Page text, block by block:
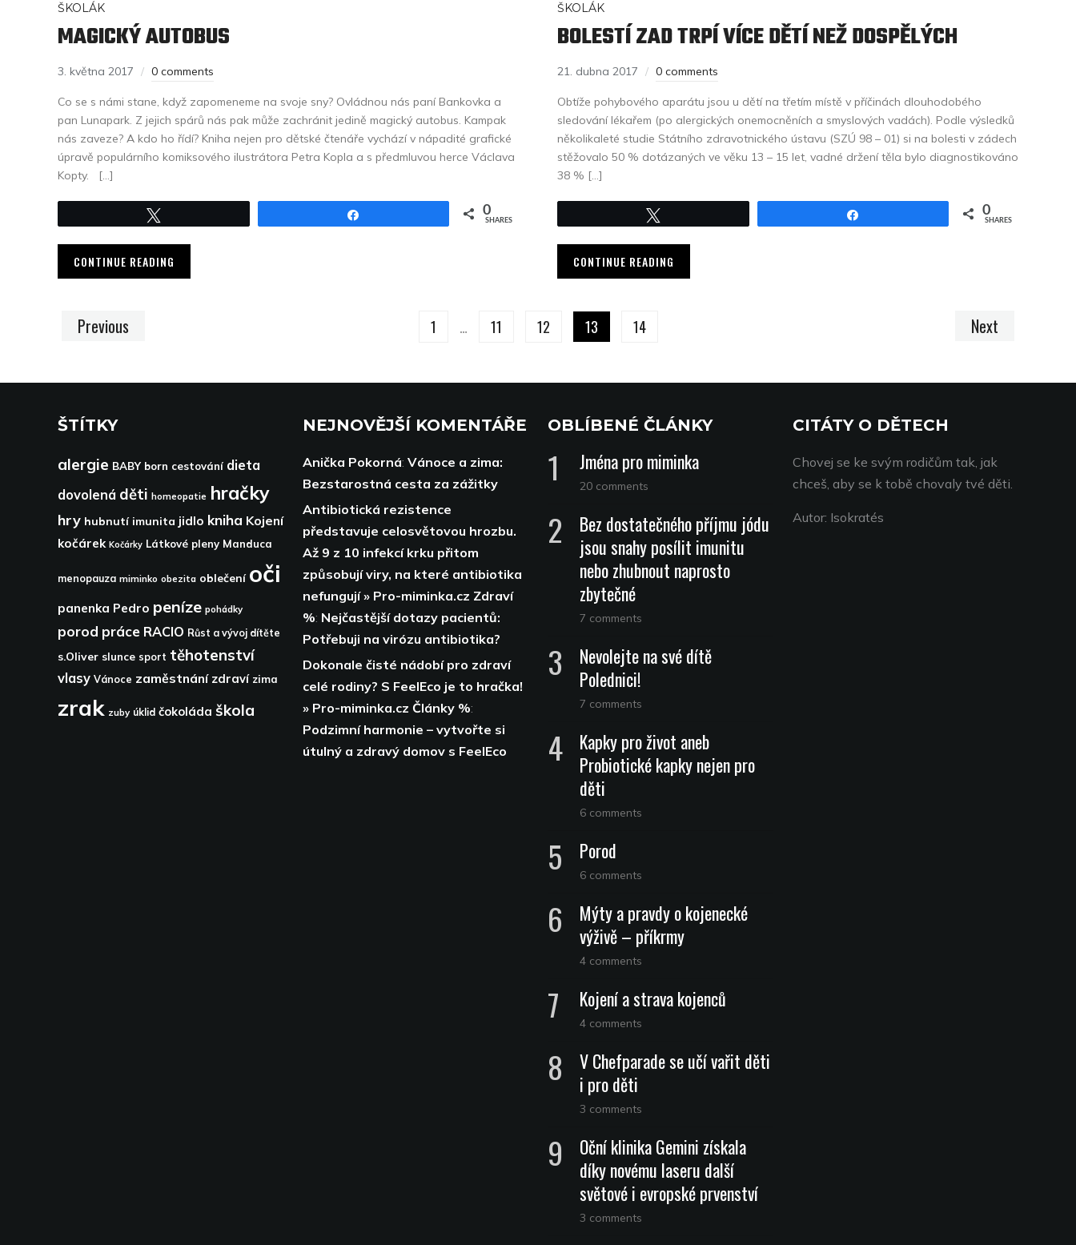
ŠKOLÁK
MAGICKÝ AUTOBUS
3. května 2017 0 comments
Co se s námi stane, když zapomeneme na svoje sny? Ovládnou nás paní Bankovka a
pan Lunapark. Z jejich spárů nás pak může zachránit jedině magický autobus. Kampak
nás zaveze? A kdo ho řídí? Kniha nejen pro dětské čtenáře vychází v nápadité grafické
úpravě populárního komiksového ilustrátora Petra Kopla a s předmluvou herce Václava
Kopty. […]
0
SHARES
CONTINUE READING
ŠKOLÁK
BOLESTÍ ZAD TRPÍ VÍCE DĚTÍ NEŽ DOSPĚLÝCH
21. dubna 2017 0 comments
Obtíže pohybového aparátu jsou u dětí na třetím místě v příčinách dlouhodobého
sledování lékařem (po alergických onemocněních a smyslových vadách). Podle výsledků
několikaleté studie Státního zdravotnického ústavu (SZÚ 98 – 01) si na bolesti v zádech
stěžovalo 50 % dotázaných ve věku 13 – 15 let, vadné držení těla bylo diagnostikováno
38 % […]
0
SHARES
CONTINUE READING
Previous 1 … 11 12 13 14 Next
ŠTÍTKY
alergie BABY born cestování dieta
dovolená děti homeopatie hračky
hry hubnutí imunita jidlo kniha Kojení
kočárek Kočárky Látkové pleny Manduca
menopauza miminko obezita oblečení oči
panenka Pedro peníze pohádky
porod práce RACIO Růst a vývoj dítěte
s.Oliver slunce sport těhotenství
vlasy Vánoce zaměstnání zdraví zima
zrak zuby úklid čokoláda škola
NEJNOVĚJŠÍ KOMENTÁŘE
Anička Pokorná: Vánoce a zima:
Bezstarostná cesta za zážitky
Antibiotická rezistence
představuje celosvětovou hrozbu.
Až 9 z 10 infekcí krku přitom
způsobují viry, na které antibiotika
nefungují » Pro-miminka.cz Zdraví
%: Nejčastější dotazy pacientů:
Potřebuji na virózu antibiotika?
Dokonale čisté nádobí pro zdraví
celé rodiny? S FeelEco je to hračka!
» Pro-miminka.cz Články %:
Podzimní harmonie – vytvořte si
útulný a zdravý domov s FeelEco
OBLÍBENÉ ČLÁNKY
Jména pro miminka
20 comments
Bez dostatečného příjmu jódu
jsou snahy posílit imunitu
nebo zhubnout naprosto
zbytečné
7 comments
Nevolejte na své dítě
Polednici!
7 comments
Kapky pro život aneb
Probiotické kapky nejen pro
děti
6 comments
Porod
6 comments
Mýty a pravdy o kojenecké
výživě – příkrmy
4 comments
Kojení a strava kojenců
4 comments
V Chefparade se učí vařit děti
i pro děti
3 comments
Oční klinika Gemini získala
díky novému laseru další
světové i evropské prvenství
3 comments
CITÁTY O DĚTECH
Chovej se ke svým rodičům tak, jak
chceš, aby se k tobě chovaly tvé děti.
Autor: Isokratés